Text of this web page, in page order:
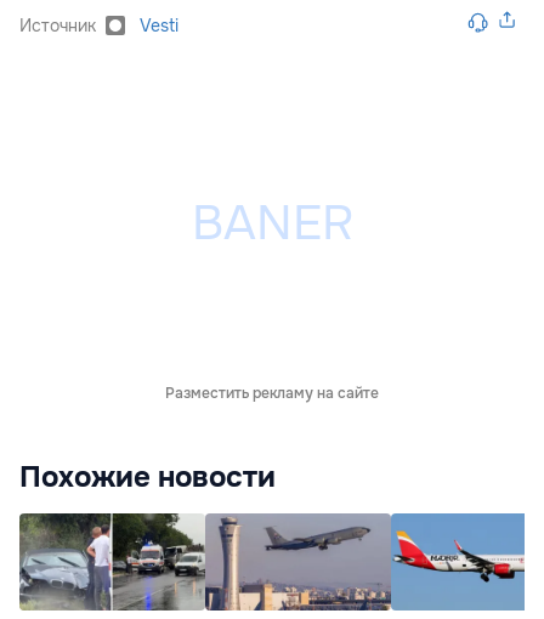
Источник Vesti
Разместить рекламу на сайте
Похожие новости